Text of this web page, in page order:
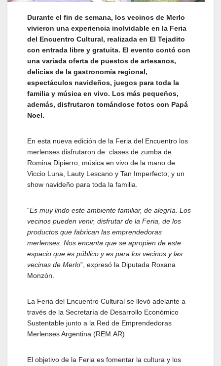
Durante el fin de semana, los vecinos de Merlo
vivieron una experiencia inolvidable en la Feria
del Encuentro Cultural, realizada en El Tejadito
con entrada libre y gratuita. El evento contó con
una variada oferta de puestos de artesanos,
delicias de la gastronomía regional,
espectáculos navideños, juegos para toda la
familia y música en vivo. Los más pequeños,
además, disfrutaron tomándose fotos con Papá
Noel.
En esta nueva edición de la Feria del Encuentro los
merlenses disfrutaron de clases de zumba de
Romina Dipierro, música en vivo de la mano de
Viccio Luna, Lauty Lescano y Tan Imperfecto; y un
show navideño para toda la familia.
“Es muy lindo este ambiente familiar, de alegría. Los
vecinos pueden venir, disfrutar de la Feria, de los
productos que fabrican las emprendedoras
merlenses. Nos encanta que se apropien de este
espacio que es público y es para los vecinos y las
vecinas de Merlo”, expresó la Diputada Roxana
Monzón.
La Feria del Encuentro Cultural se llevó adelante a
través de la Secretaría de Desarrollo Económico
Sustentable junto a la Red de Emprendedoras
Merlenses Argentina (REM.AR)
El objetivo de la Feria es fomentar la cultura y los